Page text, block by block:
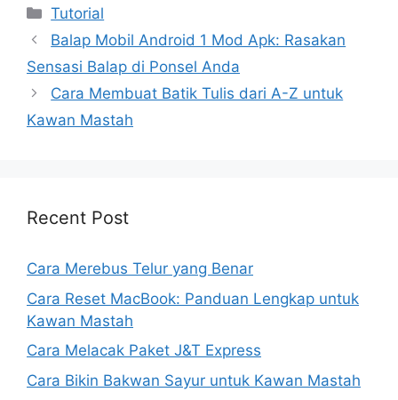
Kategori
Tutorial
Balap Mobil Android 1 Mod Apk: Rasakan
Sensasi Balap di Ponsel Anda
Cara Membuat Batik Tulis dari A-Z untuk
Kawan Mastah
Recent Post
Cara Merebus Telur yang Benar
Cara Reset MacBook: Panduan Lengkap untuk
Kawan Mastah
Cara Melacak Paket J&T Express
Cara Bikin Bakwan Sayur untuk Kawan Mastah